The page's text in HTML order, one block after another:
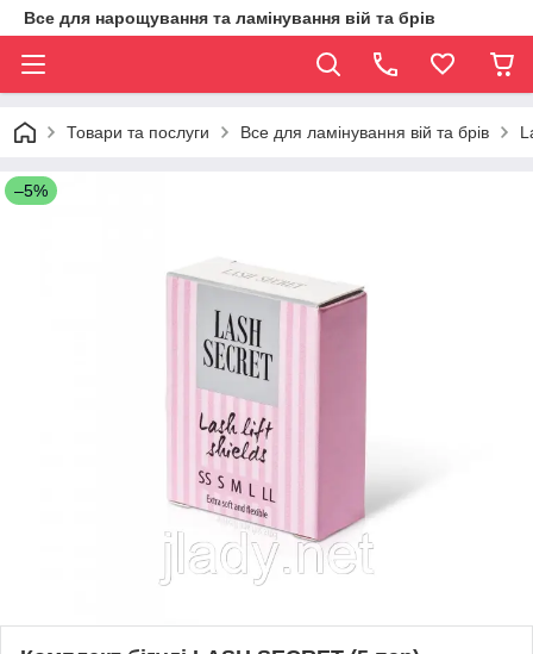
Все для нарощування та ламінування вій та брів
Товари та послуги Все для ламінування вій та брів
–5%